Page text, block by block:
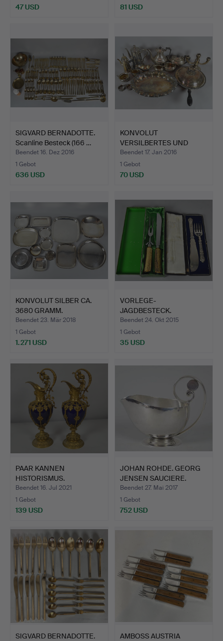
47 USD 81 USD
SIGVARD BERNADOTTE.
Scanline Besteck (166 …
Beendet 16. Dez 2016
1 Gebot
636 USD
KONVOLUT
VERSILBERTES UND
SILBER.
Beendet 17. Jan 2016
1 Gebot
70 USD
KONVOLUT SILBER CA.
3680 GRAMM.
Beendet 23. Mär 2018
1 Gebot
1.271 USD
VORLEGE-
JAGDBESTECK.
Beendet 24. Okt 2015
1 Gebot
35 USD
PAAR KANNEN
HISTORISMUS.
Beendet 16. Jul 2021
1 Gebot
139 USD
JOHAN ROHDE. GEORG
JENSEN SAUCIERE.
Beendet 27. Mai 2017
1 Gebot
752 USD
SIGVARD BERNADOTTE.
AMBOSS AUSTRIA